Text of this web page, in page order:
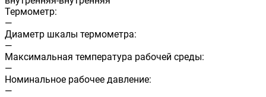
Термометр:
—
Диаметр шкалы термометра:
—
Максимальная температура рабочей среды:
—
Номинальное рабочее давление:
—